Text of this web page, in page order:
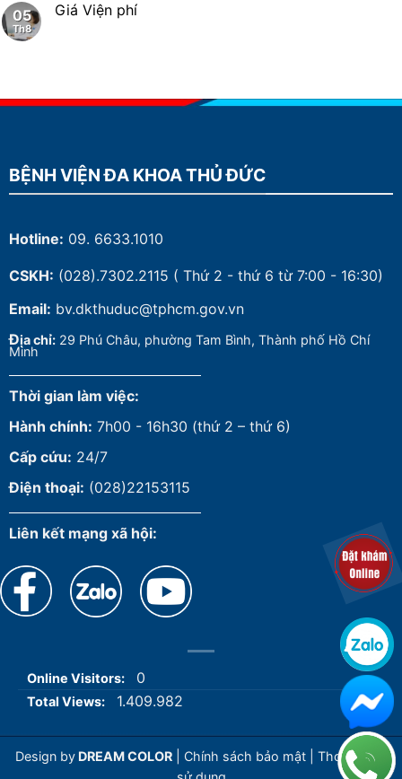
05
Th8
Giá Viện phí
BỆNH VIỆN ĐA KHOA THỦ ĐỨC
Hotline: 09. 6633.1010
CSKH: (028).7302.2115 ( Thứ 2 - thứ 6 từ 7:00 - 16:30)
Email: bv.dkthuduc@tphcm.gov.vn
Địa chỉ: 29 Phú Châu, phường Tam Bình, Thành phố Hồ Chí
Minh
Thời gian làm việc:
Hành chính: 7h00 - 16h30 (thứ 2 – thứ 6)
Cấp cứu: 24/7
Điện thoại: (028)22153115
Liên kết mạng xã hội:
Online Visitors: 0
Total Views: 1.409.982
Design by DREAM COLOR Chính sách bảo mật
Thoả thuận